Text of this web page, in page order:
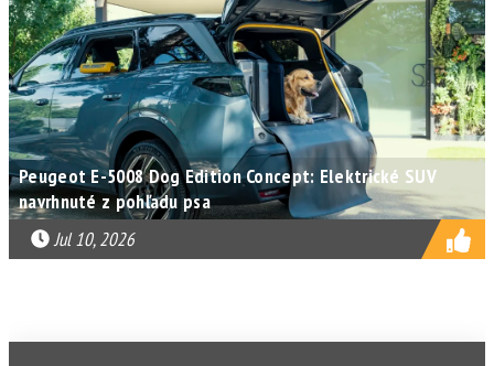
Peugeot E-5008 Dog Edition Concept: Elektrické SUV
navrhnuté z pohľadu psa
Jul 10, 2026